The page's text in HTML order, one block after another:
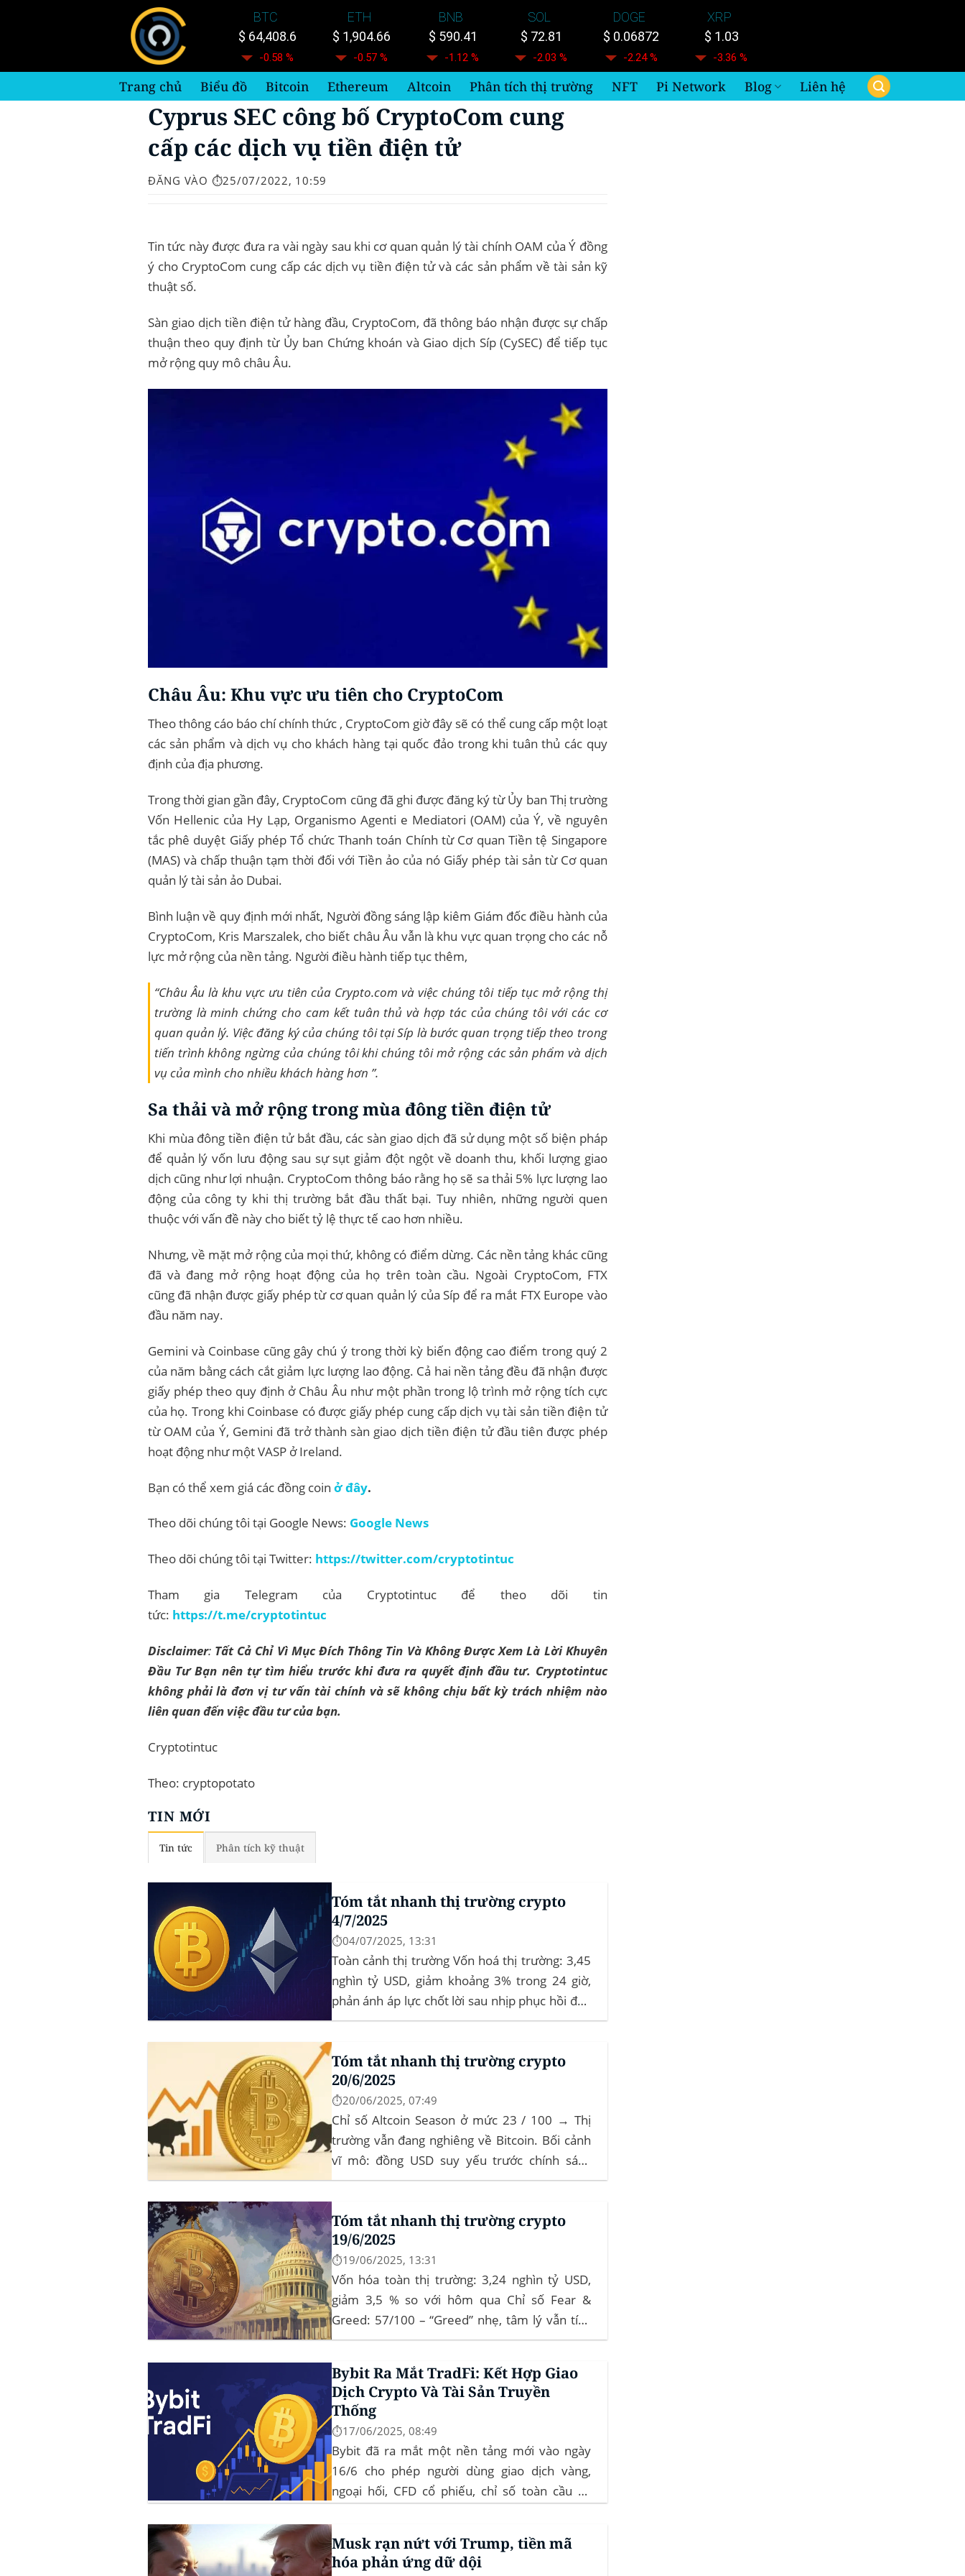
BTC
$ 64,408.6
-0.58 %
ETH
$ 1,904.66
-0.57 %
BNB
$ 590.41
-1.12 %
SOL
$ 72.81
-2.03 %
DOGE
$ 0.06872
-2.24 %
XRP
$ 1.03
-3.36 %
Trang chủ Biểu đồ Bitcoin Ethereum Altcoin Phân tích thị trường NFT Pi Network Blog Liên hệ
Cyprus SEC công bố CryptoCom cung
cấp các dịch vụ tiền điện tử
ĐĂNG VÀO ⏱️25/07/2022, 10:59
Tin tức này được đưa ra vài ngày sau khi cơ quan quản lý tài chính OAM của Ý đồng
ý cho CryptoCom cung cấp các dịch vụ tiền điện tử và các sản phẩm về tài sản kỹ
thuật số.
Sàn giao dịch tiền điện tử hàng đầu, CryptoCom, đã thông báo nhận được sự chấp
thuận theo quy định từ Ủy ban Chứng khoán và Giao dịch Síp (CySEC) để tiếp tục
mở rộng quy mô châu Âu.
Châu Âu: Khu vực ưu tiên cho CryptoCom
Theo thông cáo báo chí chính thức , CryptoCom giờ đây sẽ có thể cung cấp một loạt
các sản phẩm và dịch vụ cho khách hàng tại quốc đảo trong khi tuân thủ các quy
định của địa phương.
Trong thời gian gần đây, CryptoCom cũng đã ghi được đăng ký từ Ủy ban Thị trường
Vốn Hellenic của Hy Lạp, Organismo Agenti e Mediatori (OAM) của Ý, về nguyên
tắc phê duyệt Giấy phép Tổ chức Thanh toán Chính từ Cơ quan Tiền tệ Singapore
(MAS) và chấp thuận tạm thời đối với Tiền ảo của nó Giấy phép tài sản từ Cơ quan
quản lý tài sản ảo Dubai.
Bình luận về quy định mới nhất, Người đồng sáng lập kiêm Giám đốc điều hành của
CryptoCom, Kris Marszalek, cho biết châu Âu vẫn là khu vực quan trọng cho các nỗ
lực mở rộng của nền tảng. Người điều hành tiếp tục thêm,
“Châu Âu là khu vực ưu tiên của Crypto.com và việc chúng tôi tiếp tục mở rộng thị
trường là minh chứng cho cam kết tuân thủ và hợp tác của chúng tôi với các cơ
quan quản lý. Việc đăng ký của chúng tôi tại Síp là bước quan trọng tiếp theo trong
tiến trình không ngừng của chúng tôi khi chúng tôi mở rộng các sản phẩm và dịch
vụ của mình cho nhiều khách hàng hơn ”.
Sa thải và mở rộng trong mùa đông tiền điện tử
Khi mùa đông tiền điện tử bắt đầu, các sàn giao dịch đã sử dụng một số biện pháp
để quản lý vốn lưu động sau sự sụt giảm đột ngột về doanh thu, khối lượng giao
dịch cũng như lợi nhuận. CryptoCom thông báo rằng họ sẽ sa thải 5% lực lượng lao
động của công ty khi thị trường bắt đầu thất bại. Tuy nhiên, những người quen
thuộc với vấn đề này cho biết tỷ lệ thực tế cao hơn nhiều.
Nhưng, về mặt mở rộng của mọi thứ, không có điểm dừng. Các nền tảng khác cũng
đã và đang mở rộng hoạt động của họ trên toàn cầu. Ngoài CryptoCom, FTX
cũng đã nhận được giấy phép từ cơ quan quản lý của Síp để ra mắt FTX Europe vào
đầu năm nay.
Gemini và Coinbase cũng gây chú ý trong thời kỳ biến động cao điểm trong quý 2
của năm bằng cách cắt giảm lực lượng lao động. Cả hai nền tảng đều đã nhận được
giấy phép theo quy định ở Châu Âu như một phần trong lộ trình mở rộng tích cực
của họ. Trong khi Coinbase có được giấy phép cung cấp dịch vụ tài sản tiền điện tử
từ OAM của Ý, Gemini đã trở thành sàn giao dịch tiền điện tử đầu tiên được phép
hoạt động như một VASP ở Ireland.
Bạn có thể xem giá các đồng coin ở đây.
Theo dõi chúng tôi tại Google News: Google News
Theo dõi chúng tôi tại Twitter: https://twitter.com/cryptotintuc
Tham gia Telegram của Cryptotintuc để theo dõi tin
tức: https://t.me/cryptotintuc
Disclaimer: Tất Cả Chỉ Vì Mục Đích Thông Tin Và Không Được Xem Là Lời Khuyên
Đầu Tư Bạn nên tự tìm hiểu trước khi đưa ra quyết định đầu tư. Cryptotintuc
không phải là đơn vị tư vấn tài chính và sẽ không chịu bất kỳ trách nhiệm nào
liên quan đến việc đầu tư của bạn.
Cryptotintuc
Theo: cryptopotato
TIN MỚI
Tin tức Phân tích kỹ thuật
Tóm tắt nhanh thị trường crypto
4/7/2025
⏱️04/07/2025, 13:31
Toàn cảnh thị trường Vốn hoá thị trường: 3,45
nghìn tỷ USD, giảm khoảng 3% trong 24 giờ,
phản ánh áp lực chốt lời sau nhịp phục hồi đầu
tháng‍ Bitcoin dominance: ở mức 63%, giữ
vững vai trò dẫn dắt khi altcoin điều chỉnh nhẹ.
Tin tức nổi bật...
Tóm tắt nhanh thị trường crypto
20/6/2025
⏱️20/06/2025, 07:49
Chỉ số Altcoin Season ở mức 23 / 100 → Thị
trường vẫn đang nghiêng về Bitcoin. Bối cảnh
vĩ mô: đồng USD suy yếu trước chính sách
“Trumponomics”, nhà đầu tư tìm đến vàng và
crypto như “nơi trú ẩn” mới. Sự kiện Chi tiết
Hack 100 triệu USD...
Tóm tắt nhanh thị trường crypto
19/6/2025
⏱️19/06/2025, 13:31
Vốn hóa toàn thị trường: 3,24 nghìn tỷ USD,
giảm 3,5 % so với hôm qua Chỉ số Fear &
Greed: 57/100 – “Greed” nhẹ, tâm lý vẫn tích
cực Xu hướng: BTC giữ vững 104 k USD sẽ
củng cố đà đi ngang-tích lũy, tạo bàn đạp cho
altcoin...
Bybit Ra Mắt TradFi: Kết Hợp Giao
Dịch Crypto Và Tài Sản Truyền
Thống
⏱️17/06/2025, 08:49
Bybit đã ra mắt một nền tảng mới vào ngày
16/6 cho phép người dùng giao dịch vàng,
ngoại hối, CFD cổ phiếu, chỉ số toàn cầu và
đây là lần đầu tiên một sàn giao dịch tiền mã
hóa...
Musk rạn nứt với Trump, tiền mã
hóa phản ứng dữ dội